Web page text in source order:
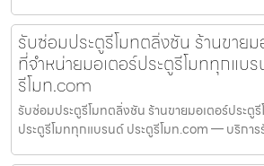
รับซ่อมประตูรีโมทตลิ่งชัน ร้านขายม
ที่จำหน่ายมอเตอร์ประตูรีโมททุกแบ
รีโมท.com
รับซ่อมประตูรีโมทตลิ่งชัน ร้านขายมอเตอร์ประตู
ประตูรีโมททุกแบรนด์ ประตูรีโมท.com — บริกา